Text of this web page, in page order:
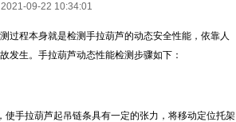
09-22 10:34:01
过程本身就是检测手拉葫芦的动态安全性能，依靠人
发生。手拉葫芦动态性能检测步骤如下：
手拉葫芦起吊链条具有一定的张力，将移动定位托架